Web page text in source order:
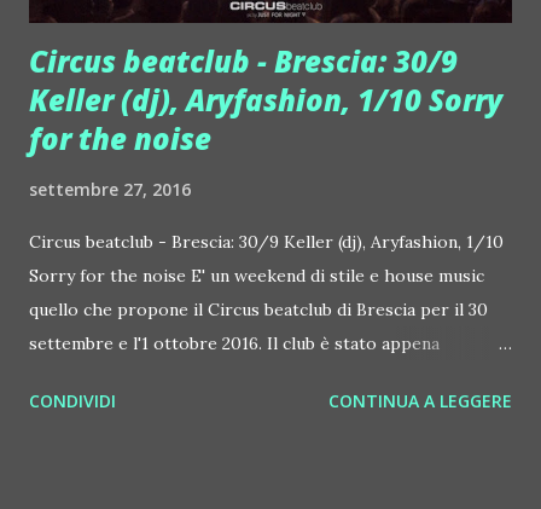
Circus beatclub - Brescia: 30/9
Keller (dj), Aryfashion, 1/10 Sorry
for the noise
settembre 27, 2016
Circus beatclub - Brescia: 30/9 Keller (dj), Aryfashion, 1/10
Sorry for the noise E' un weekend di stile e house music
quello che propone il Circus beatclub di Brescia per il 30
settembre e l'1 ottobre 2016. Il club è stato appena
ancora più emozioni ai clubber bresciani (e non). Venerdì 30
CONDIVIDI CONTINUA A LEGGERE